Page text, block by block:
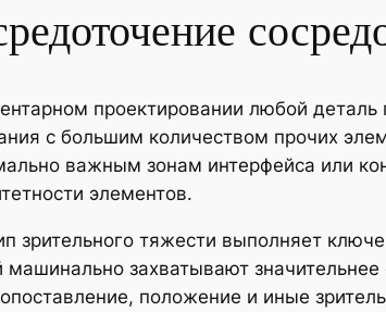
проектировании любой деталь
с большим количеством прочих
важным зонам интерфейса или
элементов.
зрительного тяжести выполняет
машинально захватывают
положение и иные